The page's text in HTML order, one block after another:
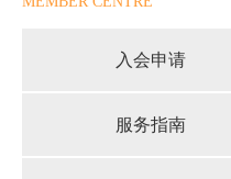
入会申请
服务指南